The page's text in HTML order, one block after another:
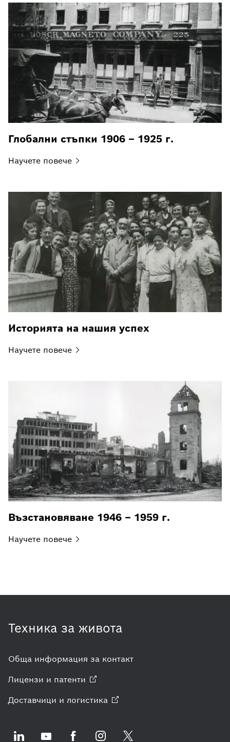
Глобални стъпки 1906 – 1925 г.
Научете повече
Историята на нашия успех
Научете повече
Възстановяване 1946 – 1959 г.
Научете повече
Техника за живота
Обща информация за контакт
Лицензи и патенти
Доставчици и логистика